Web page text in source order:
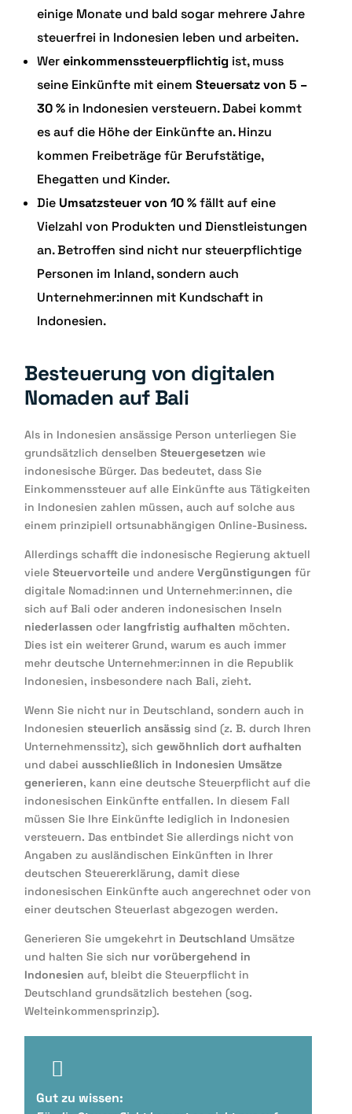
einige Monate und bald sogar mehrere Jahre
steuerfrei in Indonesien leben und arbeiten.
Wereinkommenssteuerpflichtig ist, muss
seine Einkünfte mit einemSteuersatz von 5 –
30 % in Indonesien versteuern. Dabei kommt
es auf die Höhe der Einkünfte an. Hinzu
kommen Freibeträge für Berufstätige,
Ehegatten und Kinder.
Die Umsatzsteuer von 10 %fällt auf eine
Vielzahl von Produkten und Dienstleistungen
an. Betroffen sind nicht nur steuerpflichtige
Personen im Inland, sondern auch
Unternehmer:innen mit Kundschaft in
Indonesien.
Besteuerung von digitalen
Nomaden auf Bali
Als in Indonesien ansässige Person unterliegen Sie
grundsätzlich denselbenSteuergesetzen wie
indonesische Bürger. Das bedeutet, dass Sie
Einkommenssteuer auf alle Einkünfte aus Tätigkeiten
in Indonesien zahlen müssen, auch auf solche aus
einem prinzipiell ortsunabhängigen Online-Business.
Allerdings schafft die indonesische Regierung aktuell
vieleSteuervorteile und andereVergünstigungen für
digitale Nomad:innen und Unternehmer:innen, die
sich auf Bali oder anderen indonesischen Inseln
niederlassen oder langfristig aufhalten möchten.
Dies ist ein weiterer Grund, warum es auch immer
mehr deutsche Unternehmer:innen in die Republik
Indonesien, insbesondere nach Bali, zieht.
Wenn Sie nicht nur in Deutschland, sondern auch in
Indonesiensteuerlich ansässig sind (z. B. durch Ihren
Unternehmenssitz), sichgewöhnlich dort aufhalten
und dabeiausschließlich in Indonesien Umsätze
generieren, kann eine deutsche Steuerpflicht auf die
indonesischen Einkünfte entfallen. In diesem Fall
müssen Sie Ihre Einkünfte lediglich in Indonesien
versteuern. Das entbindet Sie allerdings nicht von
Angaben zu ausländischen Einkünften in Ihrer
deutschen Steuererklärung, damit diese
indonesischen Einkünfte auch angerechnet oder von
einer deutschen Steuerlast abgezogen werden.
Generieren Sie umgekehrt inDeutschland Umsätze
und halten Sie sich nur vorübergehend in
Indonesienauf, bleibt die Steuerpflicht in
Deutschland grundsätzlich bestehen (sog.
Welteinkommensprinzip).
Gut zu wissen: